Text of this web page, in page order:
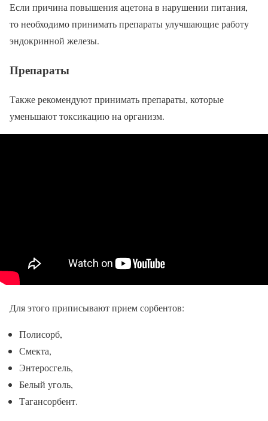
Если причина повышения ацетона в нарушении питания,
то необходимо принимать препараты улучшающие работу
эндокринной железы.
Препараты
Также рекомендуют принимать препараты, которые
уменьшают токсикацию на организм.
Для этого приписывают прием сорбентов:
Полисорб,
Смекта,
Энтеросгель,
Белый уголь,
Тагансорбент.